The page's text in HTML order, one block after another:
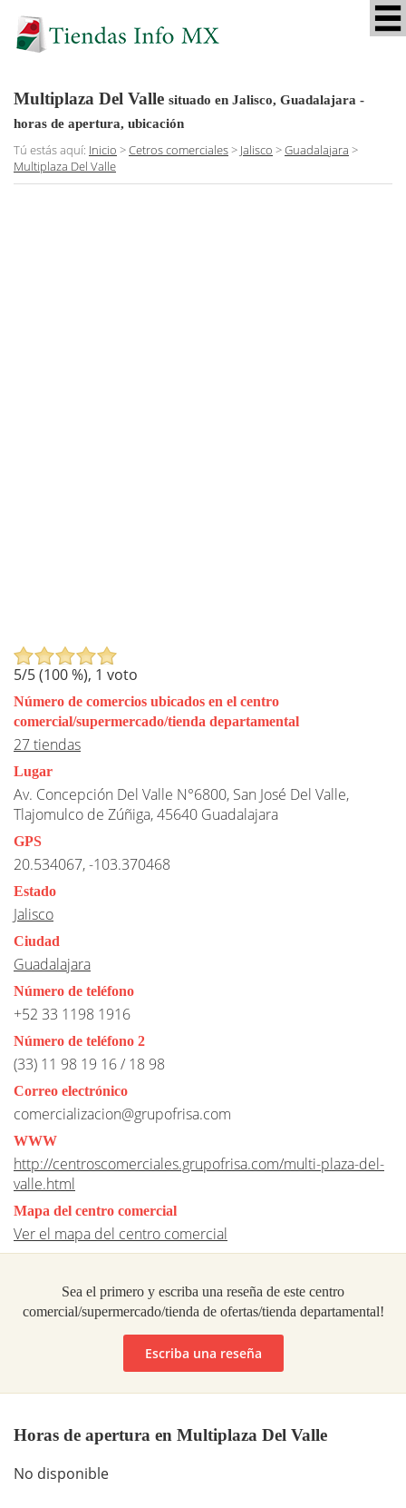
Multiplaza Del Valle situado en Jalisco, Guadalajara -
horas de apertura, ubicación
Tú estás aquí: Inicio >Cetros comerciales> Jalisco >Guadalajara >
Multiplaza Del Valle
5/5 (100%), 1 voto
Número de comercios ubicados en el centro
comercial/supermercado/tienda departamental
27 tiendas
Lugar
Av. Concepción Del Valle N°6800, San José Del Valle,
Tlajomulco de Zúñiga, 45640 Guadalajara
GPS
20.534067, -103.370468
Estado
Jalisco
Ciudad
Guadalajara
Número de teléfono
+52 33 1198 1916
Número de teléfono 2
(33) 11 98 19 16 / 18 98
Correo electrónico
comercializacion@grupofrisa.com
WWW
http://centroscomerciales.grupofrisa.com/multi-plaza-del-
valle.html
Mapa del centro comercial
Ver el mapa del centro comercial
Sea el primero y escriba una reseña de este centro
comercial/supermercado/tienda de ofertas/tienda departamental!
Escriba una reseña
Horas de apertura en Multiplaza Del Valle
No disponible